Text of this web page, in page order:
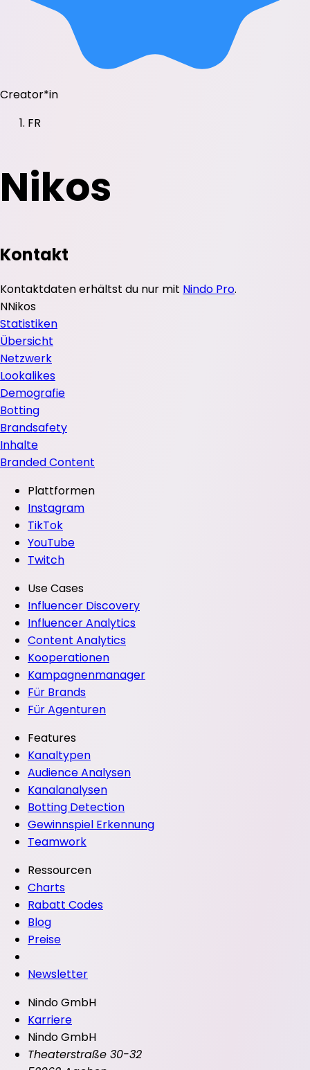
Creator*in
FR
Nikos
Kontakt
Kontaktdaten erhältst du nur mit Nindo Pro.
NNikos
Statistiken
Übersicht
Netzwerk
Lookalikes
Demografie
Botting
Brandsafety
Inhalte
Branded Content
Plattformen
Instagram
TikTok
YouTube
Twitch
Use Cases
Influencer Discovery
Influencer Analytics
Content Analytics
Kooperationen
Kampagnenmanager
Für Brands
Für Agenturen
Features
Kanaltypen
Audience Analysen
Kanalanalysen
Botting Detection
Gewinnspiel Erkennung
Teamwork
Ressourcen
Charts
Rabatt Codes
Blog
Preise
Newsletter
Nindo GmbH
Karriere
Nindo GmbH
Theaterstraße 30-32